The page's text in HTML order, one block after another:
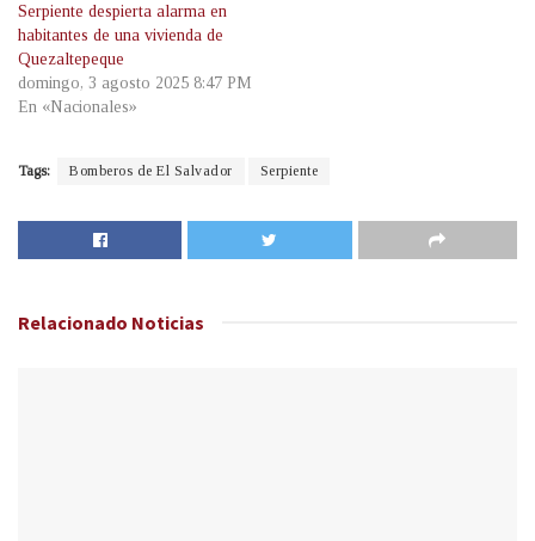
Serpiente despierta alarma en
habitantes de una vivienda de
Quezaltepeque
domingo, 3 agosto 2025 8:47 PM
En «Nacionales»
Tags: Bomberos de El Salvador Serpiente
Relacionado Noticias